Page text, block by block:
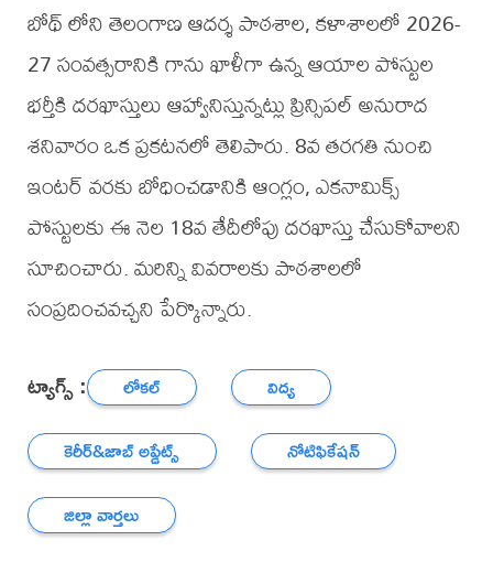
బోథ్ లోని తెలంగాణ ఆదర్శ పాఠశాల, కళాశాలలో 2026-
27 సంవత్సరానికి గాను ఖాళీగా ఉన్న ఆయాల పోస్టుల
భర్తీకి దరఖాస్తులు ఆహ్వానిస్తున్నట్లు ప్రిన్సిపల్ అనురాద
శనివారం ఒక ప్రకటనలో తెలిపారు. 8వ తరగతి నుంచి
ఇంటర్ వరకు బోధించడానికి ఆంగ్లం, ఎకనామిక్స్
పోస్టులకు ఈ నెల 18వ తేదీలోపు దరఖాస్తు చేసుకోవాలని
సూచించారు. మరిన్ని వివరాలకు పాఠశాలలో
సంప్రదించవచ్చని పేర్కొన్నారు.
ట్యాగ్స్ : లోకల్
విద్య
కెరీర్‌&జాబ్ అప్డేట్స్
నోటిఫికేషన్
జిల్లా వార్తలు